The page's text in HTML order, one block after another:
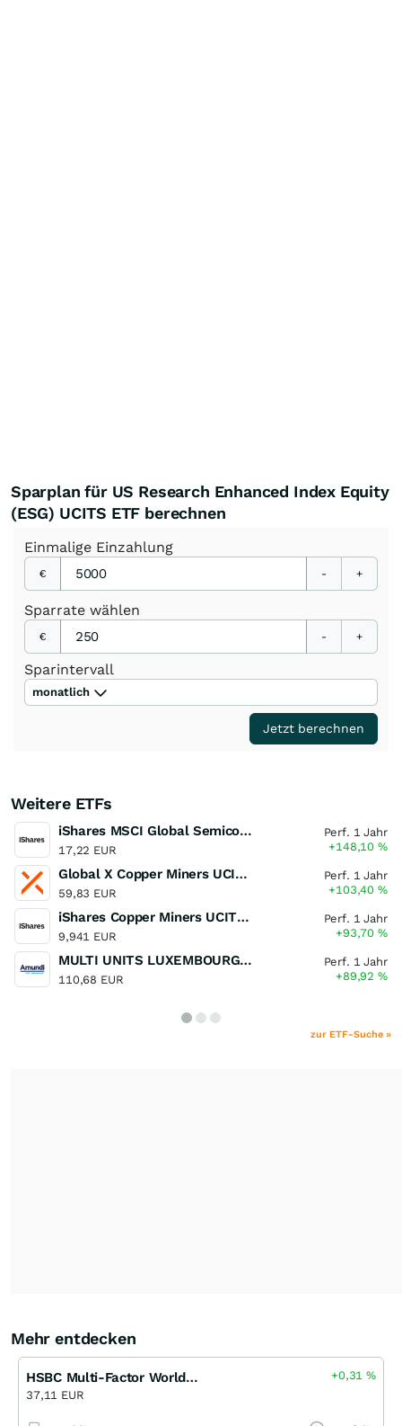
Sparplan für US Research Enhanced Index Equity
(ESG) UCITS ETF berechnen
Einmalige Einzahlung
€ - +
Sparrate wählen
€ - +
Sparintervall
monatlich
Jetzt berechnen
Weitere ETFs
iShares MSCI Global Semiconductors UCITS ETF USD (Acc)
17,22 EUR
Perf. 1 Jahr
+148,10%
Global X Copper Miners UCITS ETF USD Acc
59,83 EUR
Perf. 1 Jahr
+103,40%
iShares Copper Miners UCITS ETF
9,941 EUR
Perf. 1 Jahr
+93,70%
MULTI UNITS LUXEMBOURG - Lyxor MSCI Semiconductors ESG Filtered
110,68 EUR
Perf. 1 Jahr
+89,92%
zur ETF-Suche »
Mehr entdecken
HSBC Multi-Factor Worldwide Equity UCITS ETF
37,11 EUR
+0,31%